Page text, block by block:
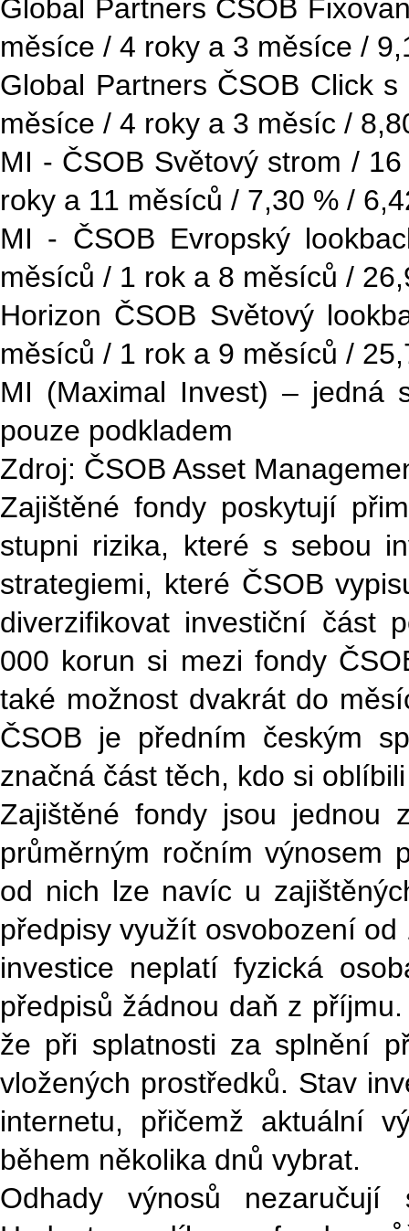
Global Partners ČSOB
měsíce / 4 roky a 3 měsíce /
Global Partners ČSOB Click
měsíce / 4 roky a 3 měsíc /
MI - ČSOB Světový strom /
roky a 11 měsíců / 7,30 % /
MI - ČSOB Evropský
měsíců / 1 rok a 8 měsíců /
Horizon ČSOB Světový
měsíců / 1 rok a 9 měsíců /
MI (Maximal Invest) – jedná
pouze podkladem
Zdroj: ČSOB Asset
Zajištěné fondy poskytují
stupni rizika, které s sebou
strategiemi, které ČSOB
diverzifikovat investiční část
000 korun si mezi fondy
také možnost dvakrát do
ČSOB je předním českým
značná část těch, kdo si
Zajištěné fondy jsou jednou
průměrným ročním výnosem
od nich lze navíc u
předpisy využít osvobození
investice neplatí fyzická
předpisů žádnou daň z
že při splatnosti za splnění
vložených prostředků. Stav
internetu, přičemž aktuální
během několika dnů vybrat.
Odhady výnosů nezaručují